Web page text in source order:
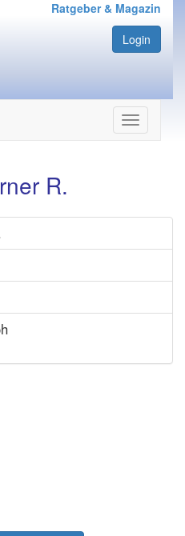
Ratgeber & Magazin
Login
Navigation
ein-/
R.